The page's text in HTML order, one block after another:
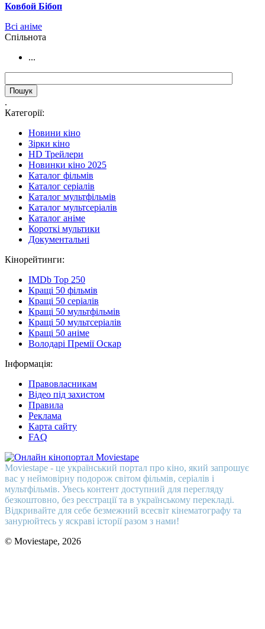
Ковбой Бібоп
Всі аніме
Cпільнота
...
.
Категорії:
Новини кіно
Зірки кіно
HD Трейлери
Новинки кіно 2025
Каталог фільмів
Каталог серіалів
Каталог мультфільмів
Каталог мультсеріалів
Каталог аніме
Короткі мультики
Документальні
Кінорейтинги:
IMDb Top 250
Кращі 50 фільмів
Кращі 50 серіалів
Кращі 50 мультфільмів
Кращі 50 мультсеріалів
Кращі 50 аніме
Володарі Премії Оскар
Інформація:
Правовласникам
Відео під захистом
Правила
Реклама
Карта сайту
FAQ
Moviestape - це український портал про кіно, який запрошує
вас у неймовірну подорож світом фільмів, серіалів і
мультфільмів. Увесь контент доступний для перегляду
безкоштовно, без реєстрації та в українському перекладі.
Відкривайте для себе безмежний всесвіт кінематографу та
занурюйтесь у яскраві історії разом з нами!
© Moviestape, 2026